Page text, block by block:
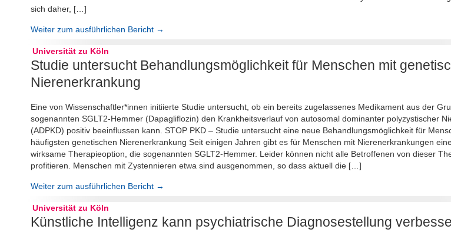
sich daher, […]
Weiter zum ausführlichen Bericht →
Universität zu Köln
Studie untersucht Behandlungsmöglichkeit für Menschen mit
Nierenerkrankung
Eine von Wissenschaftler*innen initiierte Studie untersucht, ob ein bereits zugelassenes Medikament aus der
sogenannten SGLT2-Hemmer (Dapagliflozin) den Krankheitsverlauf von autosomal dominanter polyzystischer
(ADPKD) positiv beeinflussen kann. STOP PKD – Studie untersucht eine neue Behandlungsmöglichkeit für
häufigsten genetischen Nierenerkrankung Seit einigen Jahren gibt es für Menschen mit Nierenerkrankungen
wirksame Therapieoption, die sogenannten SGLT2-Hemmer. Leider können nicht alle Betroffenen von dieser
profitieren. Menschen mit Zystennieren etwa sind ausgenommen, so dass aktuell die […]
Weiter zum ausführlichen Bericht →
Universität zu Köln
Künstliche Intelligenz kann psychiatrische Diagnosestellung